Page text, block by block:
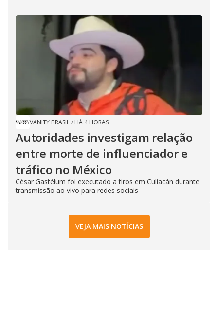
VANITY BRASIL/ HÁ 4 HORAS
Autoridades investigam relação
entre morte de influenciador e
tráfico no México
César Gastélum foi executado a tiros em Culiacán durante
transmissão ao vivo para redes sociais
VEJA MAIS NOTÍCIAS